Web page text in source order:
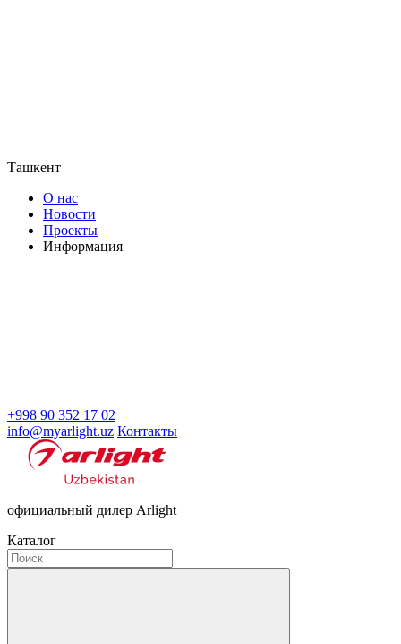
Ташкент
О нас
Новости
Проекты
Информация
+998 90 352 17 02
info@myarlight.uz Контакты
официальный дилер Arlight
Каталог